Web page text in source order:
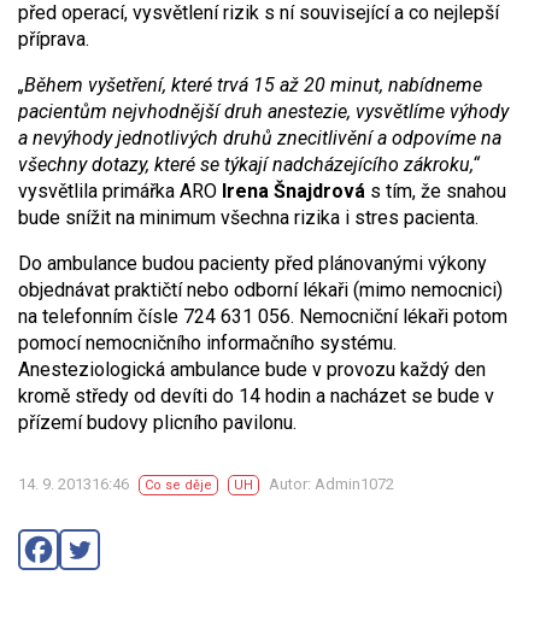
před operací, vysvětlení rizik s ní související a co nejlepší
příprava.
„Během vyšetření, které trvá 15 až 20 minut, nabídneme
pacientům nejvhodnější druh anestezie, vysvětlíme výhody
a nevýhody jednotlivých druhů znecitlivění a odpovíme na
všechny dotazy, které se týkají nadcházejícího zákroku,“
vysvětlila primářka ARO Irena Šnajdrová s tím, že snahou
bude snížit na minimum všechna rizika i stres pacienta.
Do ambulance budou pacienty před plánovanými výkony
objednávat praktičtí nebo odborní lékaři (mimo nemocnici)
na telefonním čísle 724 631 056. Nemocniční lékaři potom
pomocí nemocničního informačního systému.
Anesteziologická ambulance bude v provozu každý den
kromě středy od devíti do 14 hodin a nacházet se bude v
přízemí budovy plicního pavilonu.
14. 9. 201316:46 Co se děje UH Autor: Admin1072